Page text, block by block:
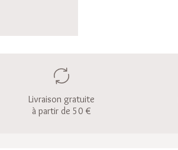
Livraison gratuite
à partir de 50 €